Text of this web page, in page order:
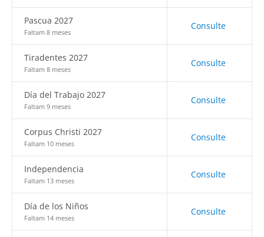
Pascua 2027
Faltam 8 meses
Consulte
Tiradentes 2027
Faltam 8 meses
Consulte
Día del Trabajo 2027
Faltam 9 meses
Consulte
Corpus Christi 2027
Faltam 10 meses
Consulte
Independencia
Faltam 13 meses
Consulte
Día de los Niños
Faltam 14 meses
Consulte